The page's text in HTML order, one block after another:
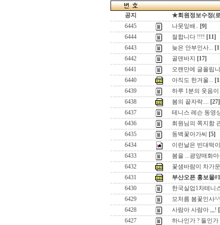
공지
★회원정보수정(
6445
나뭇잎배.. [9]
6444
절합니다 !!!! [11]
6443
늦은 안부인사...
6442
골덴바지
[17]
6441
오랜만에 글올립
6440
아직도 한겨울...
6439
하루 1분의 웃음
6438
봄의 끝자락.... [27]
6437
테니스 레슨 동영
6436
회원님의 쪽지함
6435
동백꽃아가씨
[5]
6434
이런날은 빈대떡
6433
봄을 ...광양매화
6432
꽃샘바람이 차가
6431
부산오픈 홍보물
6430
한국실업1차테니
6429
모처름 봄꽃인사^^
6428
사람아 사람아 ,,,!
6427
하나인가 ? 둘인가